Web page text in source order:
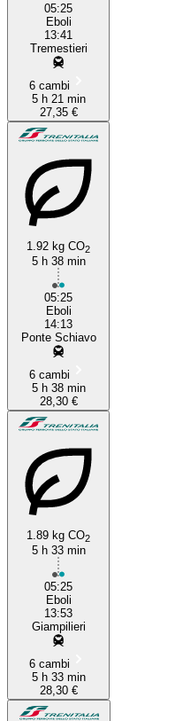
05:25
Eboli
13:41
Tremestieri
6 cambi
5 h 21 min
27,35 €
1.92 kg CO2
5 h 38 min
05:25
Eboli
14:13
Ponte Schiavo
6 cambi
5 h 38 min
28,30 €
1.89 kg CO2
5 h 33 min
05:25
Eboli
13:53
Giampilieri
6 cambi
5 h 33 min
28,30 €